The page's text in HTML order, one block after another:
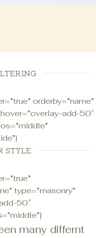
orderby=”name”
add-50″
STYLE
type=”masonry”
50″
many differnt